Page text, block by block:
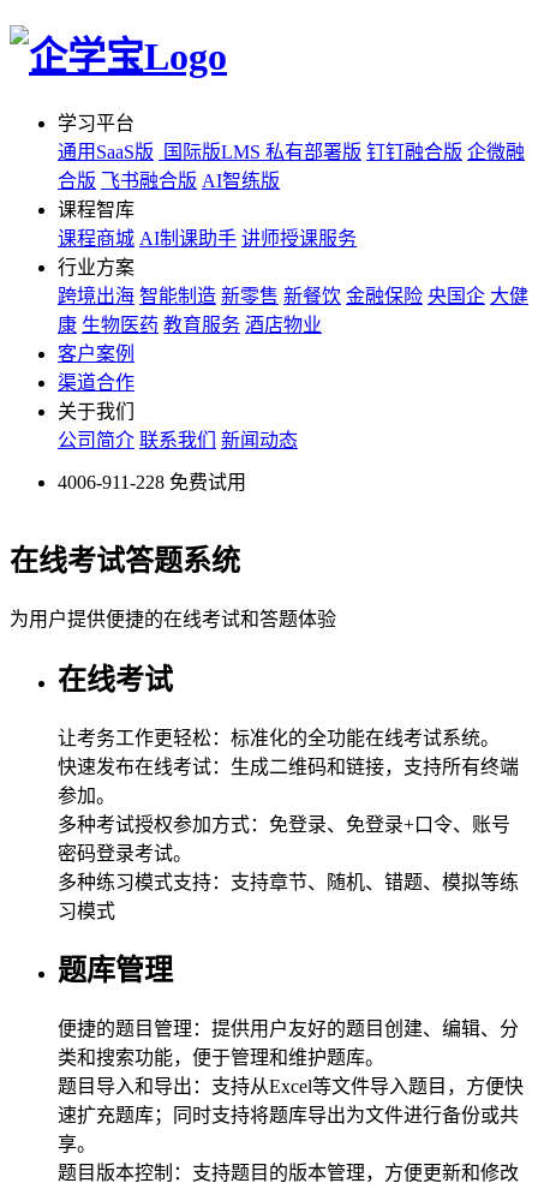
学习平台
通用SaaS版
国际版LMS 私有部署版 钉钉融合版 企微融
合版 飞书融合版 AI智练版
课程智库
课程商城 AI制课助手 讲师授课服务
行业方案
跨境出海 智能制造 新零售 新餐饮 金融保险 央国企 大健
康 生物医药 教育服务 酒店物业
客户案例
渠道合作
关于我们
公司简介 联系我们 新闻动态
4006-911-228 免费试用
在线考试答题系统
为用户提供便捷的在线考试和答题体验
在线考试
让考务工作更轻松：标准化的全功能在线考试系统。
快速发布在线考试：生成二维码和链接，支持所有终端
参加。
多种考试授权参加方式：免登录、免登录+口令、账号
密码登录考试。
多种练习模式支持：支持章节、随机、错题、模拟等练
习模式
题库管理
便捷的题目管理：提供用户友好的题目创建、编辑、分
类和搜索功能，便于管理和维护题库。
题目导入和导出：支持从Excel等文件导入题目，方便快
速扩充题库；同时支持将题库导出为文件进行备份或共
享。
题目版本控制：支持题目的版本管理，方便更新和修改